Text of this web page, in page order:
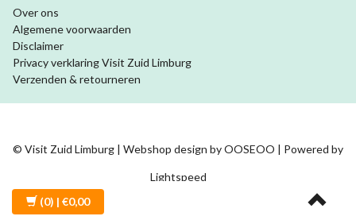
Over ons
Algemene voorwaarden
Disclaimer
Privacy verklaring Visit Zuid Limburg
Verzenden & retourneren
© Visit Zuid Limburg | Webshop design byOOSEOO | Powered by
Lightspeed
(0) | €0,00